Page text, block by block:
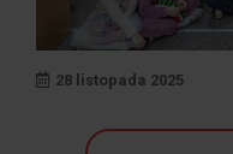
28 listopada 2025